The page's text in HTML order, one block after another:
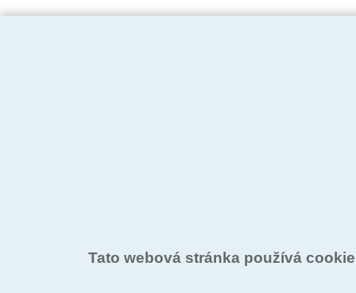
Tato webová stránka používá